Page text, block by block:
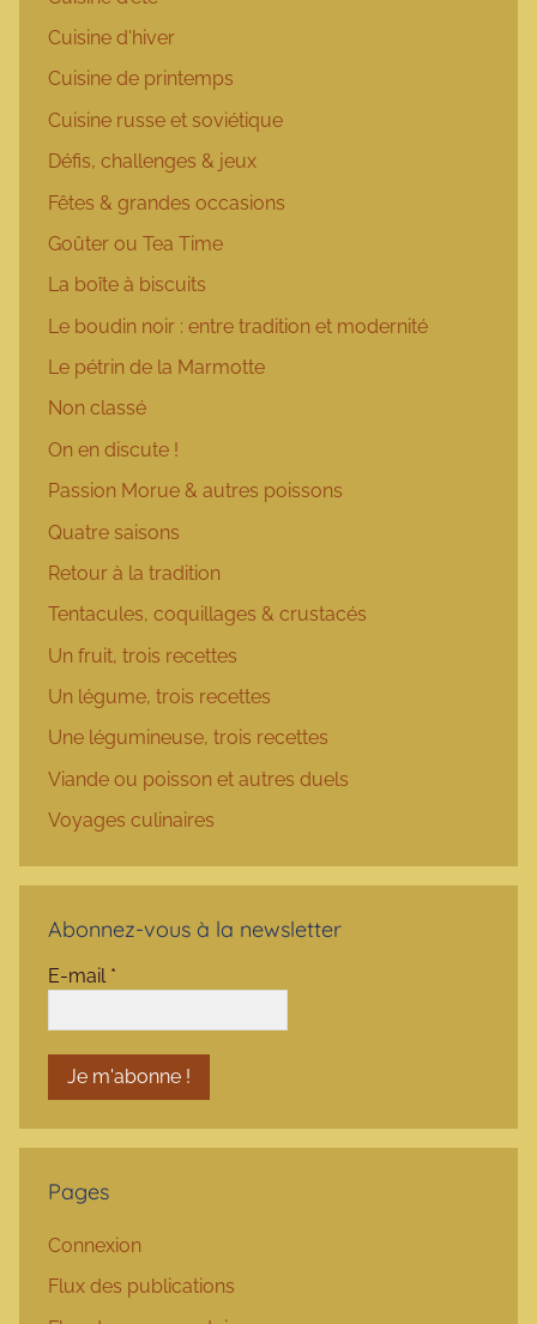
Cuisine d'hiver
Cuisine de printemps
Cuisine russe et soviétique
Défis, challenges & jeux
Fêtes & grandes occasions
Goûter ou Tea Time
La boîte à biscuits
Le boudin noir : entre tradition et modernité
Le pétrin de la Marmotte
Non classé
On en discute !
Passion Morue & autres poissons
Quatre saisons
Retour à la tradition
Tentacules, coquillages & crustacés
Un fruit, trois recettes
Un légume, trois recettes
Une légumineuse, trois recettes
Viande ou poisson et autres duels
Voyages culinaires
Abonnez-vous à la newsletter
E-mail *
Pages
Connexion
Flux des publications